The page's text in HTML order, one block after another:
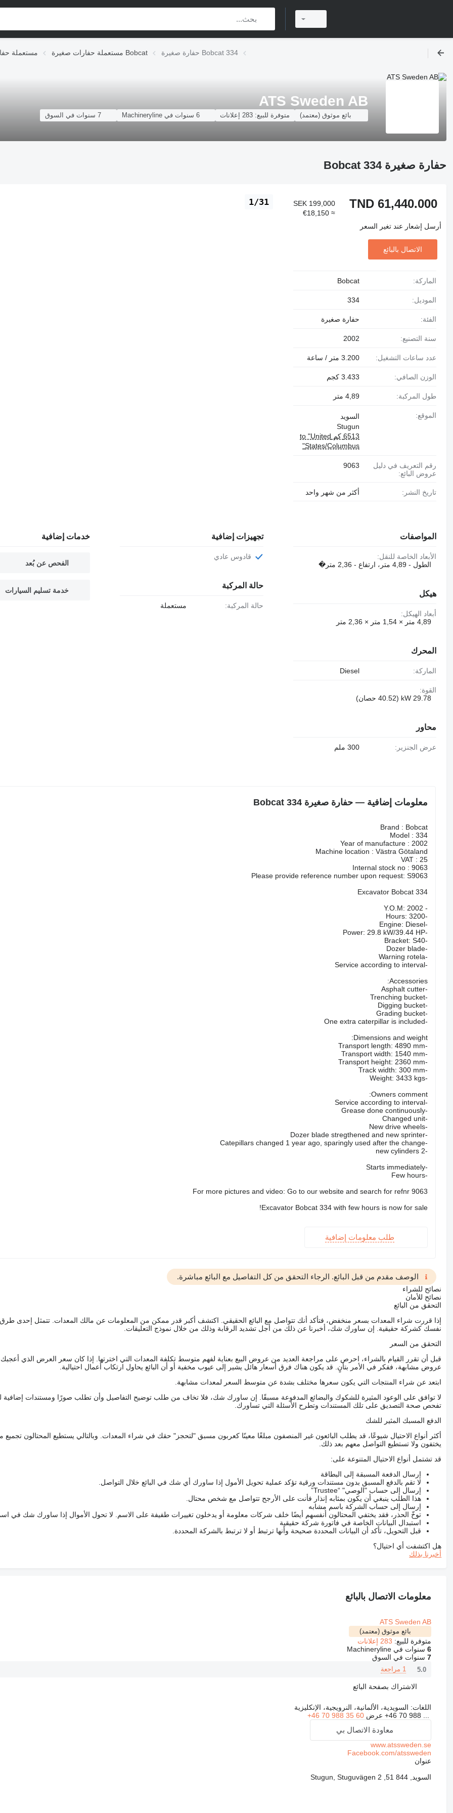
مستعملة مستعملة حفارات صغيرة Bobcat حفارة صغيرة Bobcat 334
ATS Sweden AB
بائع موثوق (معتمد) متوفرة للبيع: 283 إعلانات 6 سنوات في Machineryline 7 سنوات في السوق
حفارة صغيرة Bobcat 334
1/31 TND 61,440.000
SEK 199,000
≈ €18,150
أرسل إشعار عند تغير السعر
الاتصال بالبائع
الماركة: Bobcat
الموديل: 334
الفئة: حفارة صغيرة
سنة التصنيع: 2002
عدد ساعات التشغيل: 3.200 متر / ساعة
الوزن الصافي: 3.433 كجم
طول المركبة: 4,89 متر
الموقع:
السويد
Stugun
6513 كم to "United
States/Columbus"
رقم التعريف في دليل
عروض البائع:
9063
تاريخ النشر: أكثر من شهر واحد
المواصفات
الأبعاد الخاصة للنقل:
الطول - 4,89 متر، ارتفاع - 2,36 متر�
هيكل
أبعاد الهيكل:
4,89 متر × 1,54 متر × 2,36 متر
المحرك
الماركة: Diesel
القوة:
29.78 kW (40.52 حصان)
محاور
عرض الجنزير: 300 ملم
تجهيزات إضافية
قادوس عادي
حالة المركبة
حالة المركبة: مستعملة
خدمات إضافية
الفحص عن بُعد
خدمة تسليم السيارات
معلومات إضافية — حفارة صغيرة Bobcat 334
Brand : Bobcat
Model : 334
Year of manufacture : 2002
Machine location : Västra Götaland
VAT : 25
Internal stock no : 9063
Please provide reference number upon request: S9063
Excavator Bobcat 334
- Y.O.M: 2002
-Hours: 3200
-Engine: Diesel
-Power: 29.8 kW/39.44 HP
-Bracket: S40
-Dozer blade
-Warning rotela
-Service according to interval
Accessories:
-Asphalt cutter
-Trenching bucket
-Digging bucket
-Grading bucket
-One extra caterpillar is included
Dimensions and weight:
-Transport length: 4890 mm
-Transport width: 1540 mm
-Transport height: 2360 mm
-Track width: 300 mm
-Weight: 3433 kgs
Owners comment:
-Service according to interval
-Grease done continuously
-Changed unit
-New drive wheels
-Dozer blade stregthened and new sprinter
-Catepillars changed 1 year ago, sparingly used after the change
-2 new cylinders
-Starts immediately
-Few hours
For more pictures and video: Go to our website and search for refnr 9063
Excavator Bobcat 334 with few hours is now for sale!
طلب معلومات إضافية
الوصف مقدم من قبل البائع. الرجاء التحقق من كل التفاصيل مع البائع مباشرة.
نصائح للشراء
نصائح للأمان
التحقق من البائع
إذا قررت شراء المعدات بسعر منخفض، فتأكد أنك تتواصل مع البائع الحقيقي. اكتشف أكبر قدر ممكن من المعلومات عن مالك المعدات. تتمثل إحدى
نفسك كشركة حقيقية. إن ساورك شك، أخبرنا عن ذلك من أجل تشديد الرقابة وذلك من خلال نموذج التعليقات.
التحقق من السعر
قبل أن تقرر القيام بالشراء، احرص على مراجعة العديد من عروض البيع بعناية لفهم متوسط تكلفة المعدات التي اخترتها. إذا كان سعر العرض الذي
عروض مشابهة، ففكر في الأمر بتأنٍ. قد يكون هناك فرق أسعار هائل يشير إلى عيوب مخفية أو أن البائع يحاول ارتكاب أعمال احتيالية.
ابتعد عن شراء المنتجات التي يكون سعرها مختلف بشدة عن متوسط السعر لمعدات مشابهة.
لا توافق على الوعود المثيرة للشكوك والبضائع المدفوعة مسبقًا. إن ساورك شك، فلا تخاف من طلب توضيح التفاصيل وأن تطلب صورًا ومستندات إضافية
تفحص صحة التصديق على تلك المستندات وتطرح الأسئلة التي تساورك.
الدفع المسبك المثير للشك
أكثر أنواع الاحتيال شيوعًا، قد يطلب البائعون غير المنصفون مبلغًا معينًا كعربون مسبق "لتحجز" حقك في شراء المعدات. وبالتالي يستطيع المحتالون تجميع
يختفون ولا تستطيع التواصل معهم بعد ذلك.
قد تشتمل أنواع الاحتيال المتنوعة على:
إرسال الدفعة المسبقة إلى البطاقة
لا تقم بالدفع المسبق بدون مستندات ورقية تؤكد عملية تحويل الأمول إذا ساورك أي شك في البائع خلال التواصل.
إرسال إلى حساب "الوصي" “Trustee”
هذا الطلب ينبغي أن يكون بمثابه إنذار فأنت على الأرجح تتواصل مع شخص محتال.
إرسال إلى حساب الشركة باسم مشابه
توخّ الحذر، فقد يختفي المحتالون أنفسهم أيضًا خلف شركات معلومة أو يدخلون تغييرات طفيفة على الاسم. لا تحول الأموال إذا ساورك شك في
استبدال البيانات الخاصة في فاتورة شركة حقيقية
قبل التحويل، تأكد أن البيانات المحددة صحيحة وأنها ترتبط أو لا ترتبط بالشركة المحددة.
هل اكتشفت أي احتيال؟
أخبرنا بذلك
معلومات الاتصال بالبائع
ATS Sweden AB
بائع موثوق (معتمد)
متوفرة للبيع: 283 إعلانات
6سنوات في Machineryline
7سنوات في السوق
5.0 1 مراجعة
الاشتراك بصفحة البائع
اللغات: السويدية، الألمانية، النرويجية، الإنكليزية
+46 70 988 ... عرض +46 70 988 35 60
معاودة الاتصال بي
www.atssweden.se
Facebook.com/atssweden
عنوان
السويد, 844 51, Stugun, Stuguvägen 2